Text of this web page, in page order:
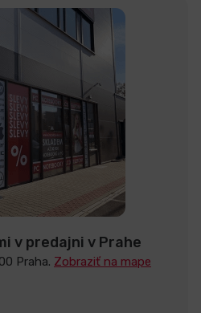
v predajni v Prahe
Praha. Zobraziť na mape